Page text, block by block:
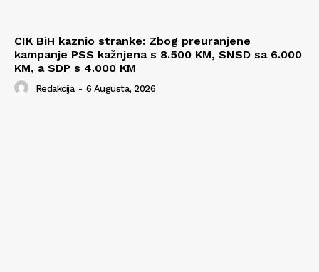
CIK BiH kaznio stranke: Zbog preuranjene
kampanje PSS kažnjena s 8.500 KM, SNSD sa 6.000
KM, a SDP s 4.000 KM
Redakcija - 6 Augusta, 2026